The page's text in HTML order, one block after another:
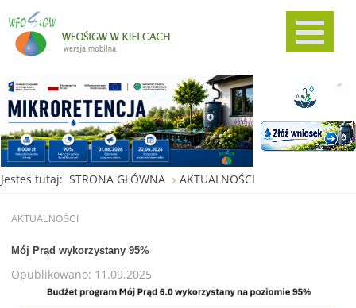
Jesteś tutaj: STRONA GŁÓWNA AKTUALNOŚCI
AKTUALNOŚCI
Mój Prąd wykorzystany 95%
Opublikowano: 11.09.2025